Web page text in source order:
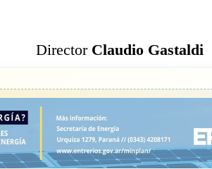
Director Claudio Gastaldi